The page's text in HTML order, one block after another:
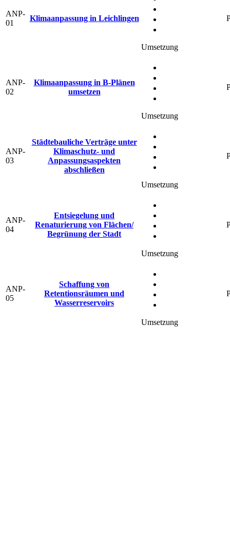
ANP-
01
Klimaanpassung in Leichlingen
Umsetzung
ANP-
02
Klimaanpassung in B-Plänen
umsetzen
Umsetzung
ANP-
03
Städtebauliche Verträge unter
Klimaschutz- und
Anpassungsaspekten
abschließen
Umsetzung
ANP-
04
Entsiegelung und
Renaturierung von Flächen/
Begrünung der Stadt
Umsetzung
ANP-
05
Schaffung von
Retentionsräumen und
Wasserreservoirs
Umsetzung